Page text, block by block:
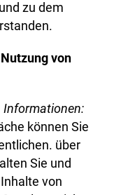
zu dem
von
Informationen:
können Sie
über
Sie und
von